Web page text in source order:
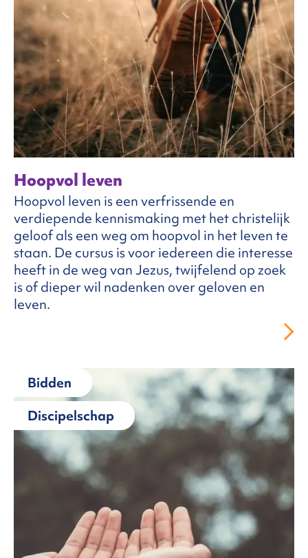
Hoopvol leven
Hoopvol leven is een verfrissende en
verdiepende kennismaking met het christelijk
geloof als een weg om hoopvol in het leven te
staan. De cursus is voor iedereen die interesse
heeft in de weg van Jezus, twijfelend op zoek
is of dieper wil nadenken over geloven en
leven.
Bidden
Discipelschap